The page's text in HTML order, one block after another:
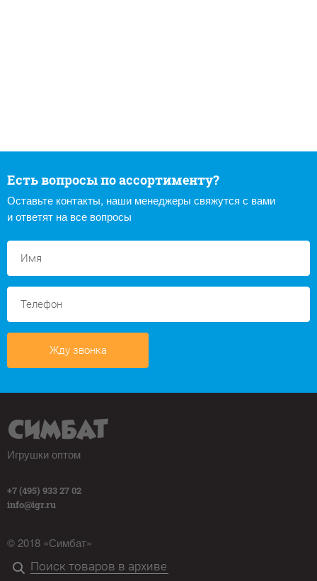
Есть вопросы по ассортименту?
Оставьте контакты, наши менеджеры свяжутся с вами
и ответят на все вопросы
Жду звонка
Игрушки оптом
+7 (495) 933 27 02
info@igr.ru
© 2018 «Симбат»